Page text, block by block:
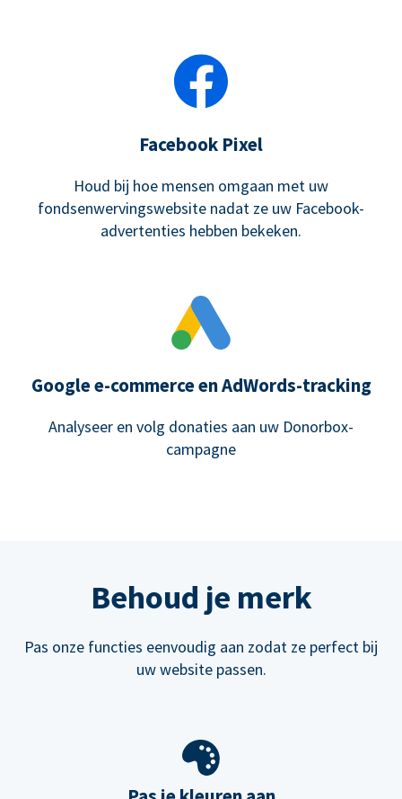
Facebook Pixel
Houd bij hoe mensen omgaan met uw
fondsenwervingswebsite nadat ze uw Facebook-
advertenties hebben bekeken.
Google e-commerce en AdWords-tracking
Analyseer en volg donaties aan uw Donorbox-
campagne
Behoud je merk
Pas onze functies eenvoudig aan zodat ze perfect bij
uw website passen.